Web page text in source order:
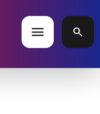
menu search